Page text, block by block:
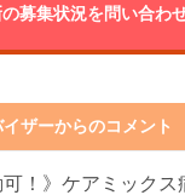
募集状況を問い合わ
ザーからのコメント
可！》ケアミック